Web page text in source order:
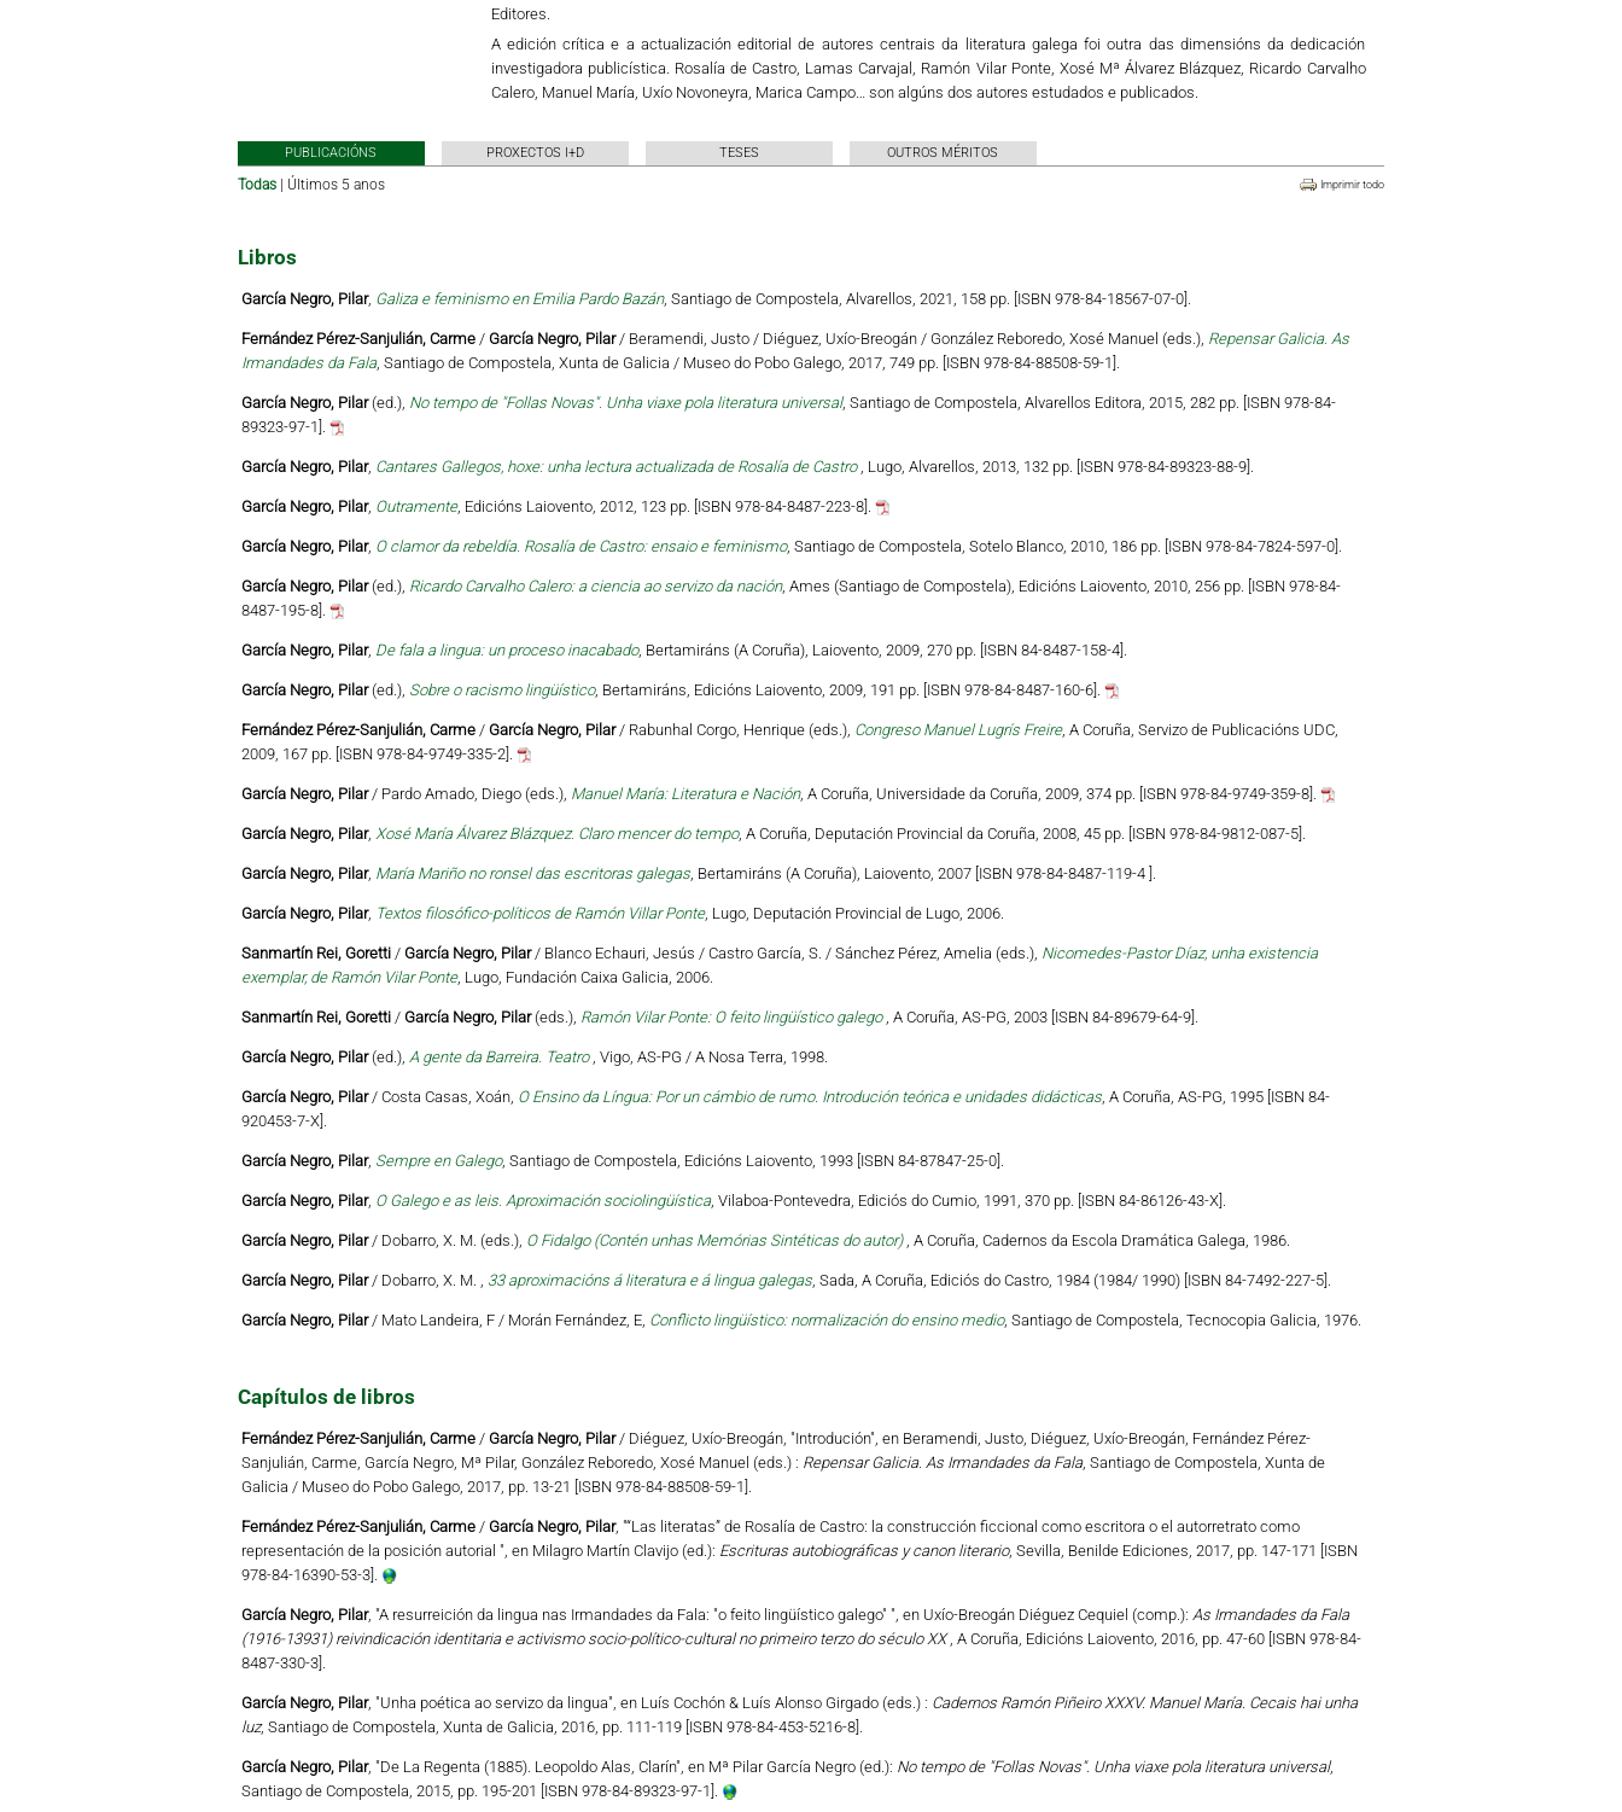
Editores.
A edición crítica e a actualización editorial de autores centrais da literatura galega foi outra das dimensións da dedicación
investigadora publicística. Rosalía de Castro, Lamas Carvajal, Ramón Vilar Ponte, Xosé Mª Álvarez Blázquez, Ricardo Carvalho
Calero, Manuel María, Uxío Novoneyra, Marica Campo… son algúns dos autores estudados e publicados.
PUBLICACIÓNS PROXECTOS I+D TESES OUTROS MÉRITOS
Imprimir todo
Todas Últimos 5 anos
Libros
García Negro, Pilar, Galiza e feminismo en Emilia Pardo Bazán, Santiago de Compostela, Alvarellos, 2021, 158 pp. [ISBN 978-84-18567-07-0].
Fernández Pérez-Sanjulián, Carme/ García Negro, Pilar/ Beramendi, Justo / Diéguez, Uxío-Breogán / González Reboredo, Xosé Manuel (eds.), Repensar Galicia. As
Irmandades da Fala, Santiago de Compostela, Xunta de Galicia / Museo do Pobo Galego, 2017, 749 pp. [ISBN 978-84-88508-59-1].
García Negro, Pilar(ed.), No tempo de "Follas Novas". Unha viaxe pola literatura universal, Santiago de Compostela, Alvarellos Editora, 2015, 282 pp. [ISBN 978-84-
89323-97-1].
García Negro, Pilar, Cantares Gallegos, hoxe: unha lectura actualizada de Rosalía de Castro , Lugo, Alvarellos, 2013, 132 pp. [ISBN 978-84-89323-88-9].
García Negro, Pilar, Outramente, Edicións Laiovento, 2012, 123 pp. [ISBN 978-84-8487-223-8].
García Negro, Pilar, O clamor da rebeldía. Rosalía de Castro: ensaio e feminismo, Santiago de Compostela, Sotelo Blanco, 2010, 186 pp. [ISBN 978-84-7824-597-0].
García Negro, Pilar(ed.), Ricardo Carvalho Calero: a ciencia ao servizo da nación, Ames (Santiago de Compostela), Edicións Laiovento, 2010, 256 pp. [ISBN 978-84-
8487-195-8].
García Negro, Pilar, De fala a lingua: un proceso inacabado, Bertamiráns (A Coruña), Laiovento, 2009, 270 pp. [ISBN 84-8487-158-4].
García Negro, Pilar(ed.), Sobre o racismo lingüístico, Bertamiráns, Edicións Laiovento, 2009, 191 pp. [ISBN 978-84-8487-160-6].
Fernández Pérez-Sanjulián, Carme/ García Negro, Pilar/ Rabunhal Corgo, Henrique (eds.), Congreso Manuel Lugrís Freire, A Coruña, Servizo de Publicacións UDC,
2009, 167 pp. [ISBN 978-84-9749-335-2].
García Negro, Pilar/ Pardo Amado, Diego (eds.), Manuel María: Literatura e Nación, A Coruña, Universidade da Coruña, 2009, 374 pp. [ISBN 978-84-9749-359-8].
García Negro, Pilar, Xosé María Álvarez Blázquez. Claro mencer do tempo, A Coruña, Deputación Provincial da Coruña, 2008, 45 pp. [ISBN 978-84-9812-087-5].
García Negro, Pilar, María Mariño no ronsel das escritoras galegas, Bertamiráns (A Coruña), Laiovento, 2007 [ISBN 978-84-8487-119-4 ].
García Negro, Pilar, Textos filosófico-políticos de Ramón Villar Ponte, Lugo, Deputación Provincial de Lugo, 2006.
Sanmartín Rei, Goretti/ García Negro, Pilar/ Blanco Echauri, Jesús / Castro García, S. / Sánchez Pérez, Amelia (eds.), Nicomedes-Pastor Díaz, unha existencia
exemplar, de Ramón Vilar Ponte, Lugo, Fundación Caixa Galicia, 2006.
Sanmartín Rei, Goretti/ García Negro, Pilar(eds.), Ramón Vilar Ponte: O feito lingüístico galego , A Coruña, AS-PG, 2003 [ISBN 84-89679-64-9].
García Negro, Pilar(ed.), A gente da Barreira. Teatro , Vigo, AS-PG / A Nosa Terra, 1998.
García Negro, Pilar/ Costa Casas, Xoán, O Ensino da Língua: Por un cámbio de rumo. Introdución teórica e unidades didácticas, A Coruña, AS-PG, 1995 [ISBN 84-
920453-7-X].
García Negro, Pilar, Sempre en Galego, Santiago de Compostela, Edicións Laiovento, 1993 [ISBN 84-87847-25-0].
García Negro, Pilar, O Galego e as leis. Aproximación sociolingüística, Vilaboa-Pontevedra, Ediciós do Cumio, 1991, 370 pp. [ISBN 84-86126-43-X].
García Negro, Pilar/ Dobarro, X. M. (eds.), O Fidalgo (Contén unhas Memórias Sintéticas do autor) , A Coruña, Cadernos da Escola Dramática Galega, 1986.
García Negro, Pilar/ Dobarro, X. M. , 33 aproximacións á literatura e á lingua galegas, Sada, A Coruña, Ediciós do Castro, 1984 (1984/ 1990) [ISBN 84-7492-227-5].
García Negro, Pilar/ Mato Landeira, F / Morán Fernández, E, Conflicto lingüístico: normalización do ensino medio, Santiago de Compostela, Tecnocopia Galicia, 1976.
Capítulos de libros
Fernández Pérez-Sanjulián, Carme/ García Negro, Pilar/ Diéguez, Uxío-Breogán, "Introdución", en Beramendi, Justo, Diéguez, Uxío-Breogán, Fernández Pérez-
Sanjulián, Carme, García Negro, Mª Pilar, González Reboredo, Xosé Manuel (eds.) : Repensar Galicia. As Irmandades da Fala, Santiago de Compostela, Xunta de
Galicia / Museo do Pobo Galego, 2017, pp. 13-21 [ISBN 978-84-88508-59-1].
Fernández Pérez-Sanjulián, Carme/ García Negro, Pilar, "“Las literatas” de Rosalía de Castro: la construcción ficcional como escritora o el autorretrato como
representación de la posición autorial ", en Milagro Martín Clavijo (ed.): Escrituras autobiográficas y canon literario, Sevilla, Benilde Ediciones, 2017, pp. 147-171 [ISBN
978-84-16390-53-3].
García Negro, Pilar, "A resurreición da lingua nas Irmandades da Fala: "o feito lingüístico galego" ", en Uxío-Breogán Diéguez Cequiel (comp.): As Irmandades da Fala
(1916-13931) reivindicación identitaria e activismo socio-político-cultural no primeiro terzo do século XX, A Coruña, Edicións Laiovento, 2016, pp. 47-60 [ISBN 978-84-
8487-330-3].
García Negro, Pilar, "Unha poética ao servizo da lingua", en Luís Cochón & Luís Alonso Girgado (eds.) : Cadernos Ramón Piñeiro XXXV. Manuel María. Cecais hai unha
luz, Santiago de Compostela, Xunta de Galicia, 2016, pp. 111-119 [ISBN 978-84-453-5216-8].
García Negro, Pilar, "De La Regenta (1885). Leopoldo Alas, Clarín", en Mª Pilar García Negro (ed.): No tempo de "Follas Novas". Unha viaxe pola literatura universal,
Santiago de Compostela, 2015, pp. 195-201 [ISBN 978-84-89323-97-1].